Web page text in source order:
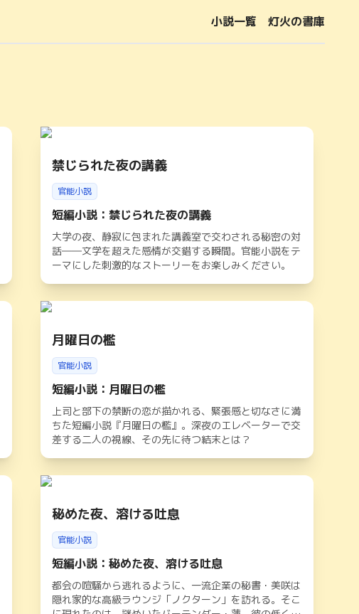
小説一覧 灯火の書庫
禁じられた夜の講義
官能小説
短編小説：禁じられた夜の講義
大学の夜、静寂に包まれた講義室で交わされる秘密の対
話――文学を超えた感情が交錯する瞬間。官能小説をテ
ーマにした刺激的なストーリーをお楽しみください。
月曜日の檻
官能小説
短編小説：月曜日の檻
上司と部下の禁断の恋が描かれる、緊張感と切なさに満
ちた短編小説『月曜日の檻』。深夜のエレベーターで交
差する二人の視線、その先に待つ結末とは？
秘めた夜、溶ける吐息
官能小説
短編小説：秘めた夜、溶ける吐息
都会の喧騒から逃れるように、一流企業の秘書・美咲は
隠れ家的な高級ラウンジ「ノクターン」を訪れる。そこ